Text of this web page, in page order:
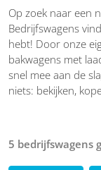
Op zoek naar een
Bedrijfswagens
hebt! Door onze
bakwagens met
snel mee aan de
niets: bekijken,
5 bedrijfswagens